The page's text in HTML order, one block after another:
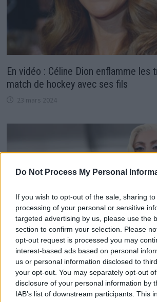
Do Not Process My Personal
If you wish to opt-out of the sale, sharing
processing of your personal or sensitive
targeted advertising by us, please use the
section to confirm your selection. Please
opt-out request is processed you may
interest-based ads based on personal
us or personal information disclosed to
your opt-out. You may separately opt-out
disclosure of your personal information by
IAB’s list of downstream participants. This
En vidéo : Céline Dion enflamme les
match de hockey avec ses fils
23 mars 2024
Lady Gaga répond aux rumeurs de
une touche d’humour (Vidéo)
6 juin 2024